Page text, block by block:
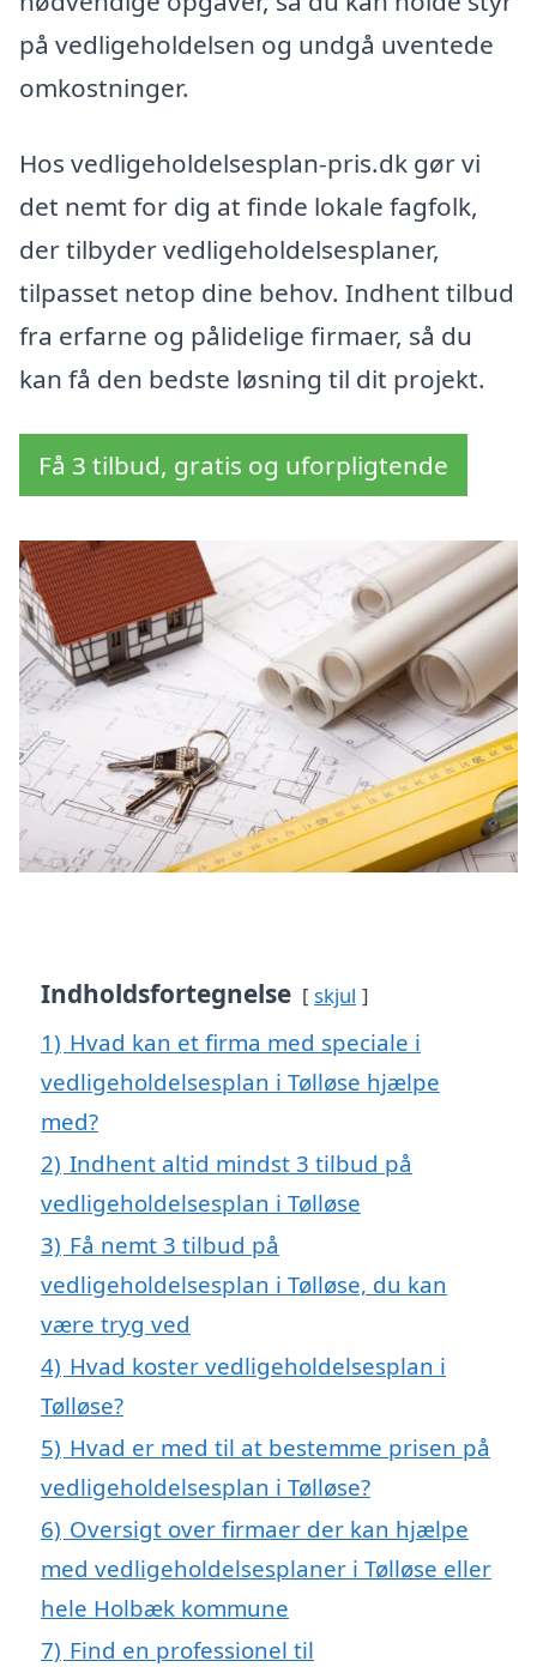
på vedligeholdelsen og undgå uventede
omkostninger.
Hos vedligeholdelsesplan-pris.dk gør vi
det nemt for dig at finde lokale fagfolk,
der tilbyder vedligeholdelsesplaner,
tilpasset netop dine behov. Indhent tilbud
fra erfarne og pålidelige firmaer, så du
kan få den bedste løsning til dit projekt.
Få 3 tilbud, gratis og uforpligtende
Indholdsfortegnelse skjul
1) Hvad kan et firma med speciale i
vedligeholdelsesplan i Tølløse hjælpe
med?
2) Indhent altid mindst 3 tilbud på
vedligeholdelsesplan i Tølløse
3) Få nemt 3 tilbud på
vedligeholdelsesplan i Tølløse, du kan
være tryg ved
4) Hvad koster vedligeholdelsesplan i
Tølløse?
5) Hvad er med til at bestemme prisen på
vedligeholdelsesplan i Tølløse?
6) Oversigt over firmaer der kan hjælpe
med vedligeholdelsesplaner i Tølløse eller
hele Holbæk kommune
7) Find en professionel til